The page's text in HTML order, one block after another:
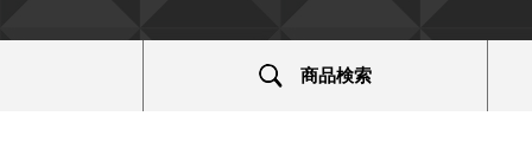
商品検索